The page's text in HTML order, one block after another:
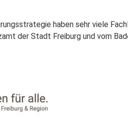
haben sehr viele
der Stadt Freiburg und vom